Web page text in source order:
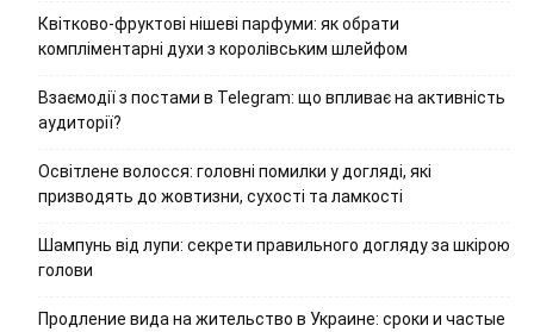
Квітково-фруктові нішеві парфуми: як обрати
компліментарні духи з королівським шлейфом
Взаємодії з постами в Telegram: що впливає на активність
аудиторії?
Освітлене волосся: головні помилки у догляді, які
призводять до жовтизни, сухості та ламкості
Шампунь від лупи: секрети правильного догляду за шкірою
голови
Продление вида на жительство в Украине: сроки и частые